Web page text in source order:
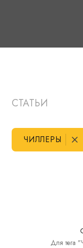
СТАТЬИ
ЧИЛЛЕРЫ
Для тега